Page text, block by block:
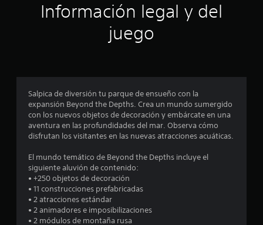
Información legal y del
juego
Salpica de diversión tu parque de ensueño con la
expansión Beyond the Depths. Crea un mundo sumergido
con los nuevos objetos de decoración y embárcate en una
aventura en las profundidades del mar. Observa cómo
disfrutan los visitantes en las nuevas atracciones acuáticas.
El mundo temático de Beyond the Depths incluye el
siguiente aluvión de contenido:
• +250 objetos de decoración
• 11 construcciones prefabricadas
• 2 atracciones estándar
• 2 animadores e imposibilizaciones
• 2 módulos de montaña rusa